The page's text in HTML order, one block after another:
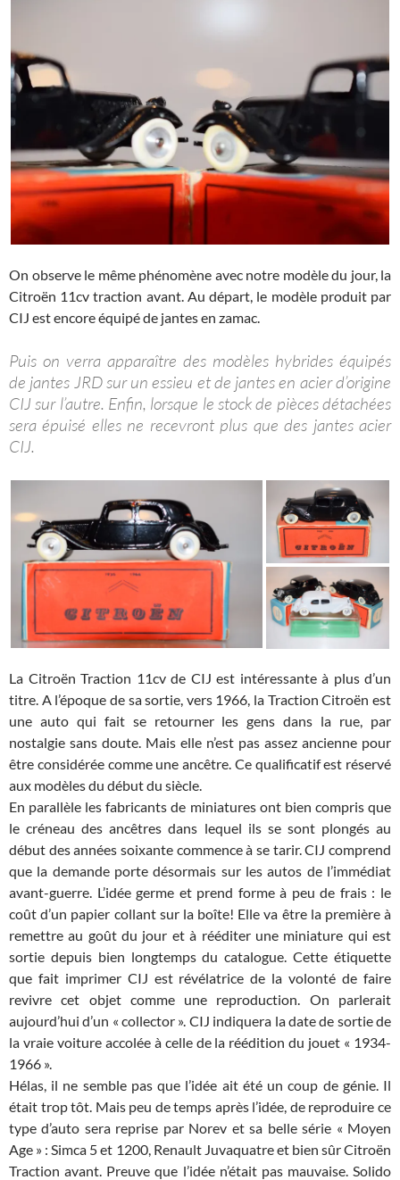
On observe le même phénomène avec notre modèle du jour, la
Citroën 11cv traction avant. Au départ, le modèle produit par
CIJ est encore équipé de jantes en zamac.
Puis on verra apparaître des modèles hybrides équipés
de jantes JRD sur un essieu et de jantes en acier d’origine
CIJ sur l’autre. Enfin, lorsque le stock de pièces détachées
sera épuisé elles ne recevront plus que des jantes acier
CIJ.
La Citroën Traction 11cv de CIJ est intéressante à plus d’un
titre. A l’époque de sa sortie, vers 1966, la Traction Citroën est
une auto qui fait se retourner les gens dans la rue, par
nostalgie sans doute. Mais elle n’est pas assez ancienne pour
être considérée comme une ancêtre. Ce qualificatif est réservé
aux modèles du début du siècle.
En parallèle les fabricants de miniatures ont bien compris que
le créneau des ancêtres dans lequel ils se sont plongés au
début des années soixante commence à se tarir. CIJ comprend
que la demande porte désormais sur les autos de l’immédiat
avant-guerre. L’idée germe et prend forme à peu de frais : le
coût d’un papier collant sur la boîte! Elle va être la première à
remettre au goût du jour et à rééditer une miniature qui est
sortie depuis bien longtemps du catalogue. Cette étiquette
que fait imprimer CIJ est révélatrice de la volonté de faire
revivre cet objet comme une reproduction. On parlerait
aujourd’hui d’un « collector ». CIJ indiquera la date de sortie de
la vraie voiture accolée à celle de la réédition du jouet « 1934-
1966 ».
Hélas, il ne semble pas que l’idée ait été un coup de génie. Il
était trop tôt. Mais peu de temps après l’idée, de reproduire ce
type d’auto sera reprise par Norev et sa belle série « Moyen
Age » : Simca 5 et 1200, Renault Juvaquatre et bien sûr Citroën
Traction avant. Preuve que l’idée n’était pas mauvaise. Solido